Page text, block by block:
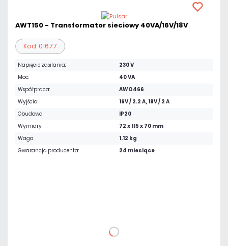
AWT150 - Transformator sieciowy 40VA/16V/18V
Kod: 01677
Napięcie zasilania:
230 V
Moc:
40 VA
Współpraca:
AWO466
Wyjścia:
16V / 2.2 A, 18V / 2 A
Obudowa:
IP20
Wymiary:
72 x 115 x 70 mm
Waga:
1.12 kg
Gwarancja producenta:
24 miesiące
DO KOSZYKA